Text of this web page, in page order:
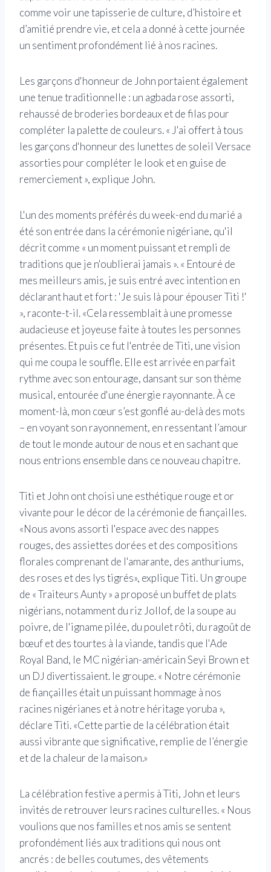
comme voir une tapisserie de culture, d’histoire et
d’amitié prendre vie, et cela a donné à cette journée
un sentiment profondément lié à nos racines.
Les garçons d'honneur de John portaient également
une tenue traditionnelle : un agbada rose assorti,
rehaussé de broderies bordeaux et de filas pour
compléter la palette de couleurs. « J'ai offert à tous
les garçons d'honneur des lunettes de soleil Versace
assorties pour compléter le look et en guise de
remerciement », explique John.
L'un des moments préférés du week-end du marié a
été son entrée dans la cérémonie nigériane, qu'il
décrit comme « un moment puissant et rempli de
traditions que je n'oublierai jamais ». « Entouré de
mes meilleurs amis, je suis entré avec intention en
déclarant haut et fort : 'Je suis là pour épouser Titi !'
», raconte-t-il. «Cela ressemblait à une promesse
audacieuse et joyeuse faite à toutes les personnes
présentes. Et puis ce fut l'entrée de Titi, une vision
qui me coupa le souffle. Elle est arrivée en parfait
rythme avec son entourage, dansant sur son thème
musical, entourée d'une énergie rayonnante. À ce
moment-là, mon cœur s’est gonflé au-delà des mots
– en voyant son rayonnement, en ressentant l’amour
de tout le monde autour de nous et en sachant que
nous entrions ensemble dans ce nouveau chapitre.
Titi et John ont choisi une esthétique rouge et or
vivante pour le décor de la cérémonie de fiançailles.
«Nous avons assorti l'espace avec des nappes
rouges, des assiettes dorées et des compositions
florales comprenant de l'amarante, des anthuriums,
des roses et des lys tigrés», explique Titi. Un groupe
de « Traiteurs Aunty » a proposé un buffet de plats
nigérians, notamment du riz Jollof, de la soupe au
poivre, de l'igname pilée, du poulet rôti, du ragoût de
bœuf et des tourtes à la viande, tandis que l'Ade
Royal Band, le MC nigérian-américain Seyi Brown et
un DJ divertissaient. le groupe. « Notre cérémonie
de fiançailles était un puissant hommage à nos
racines nigérianes et à notre héritage yoruba »,
déclare Titi. «Cette partie de la célébration était
aussi vibrante que significative, remplie de l’énergie
et de la chaleur de la maison.»
La célébration festive a permis à Titi, John et leurs
invités de retrouver leurs racines culturelles. « Nous
voulions que nos familles et nos amis se sentent
profondément liés aux traditions qui nous ont
ancrés : de belles coutumes, des vêtements